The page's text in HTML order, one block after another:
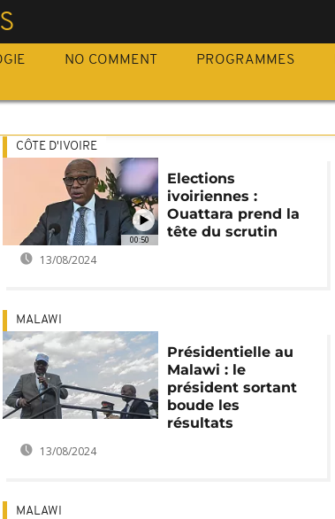
NO COMMENT PROGRAMMES
00:50
CÔTE D'IVOIRE
Elections
ivoiriennes :
Ouattara prend la
tête du scrutin
13/08/2024
MALAWI
Présidentielle au
Malawi : le
président sortant
boude les
résultats
13/08/2024
MALAWI